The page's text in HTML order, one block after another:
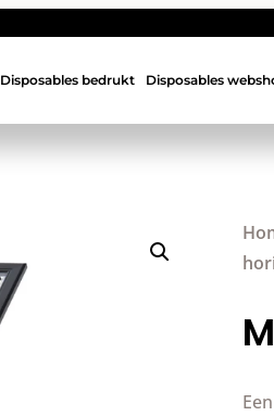
Disposables bedrukt Disposables